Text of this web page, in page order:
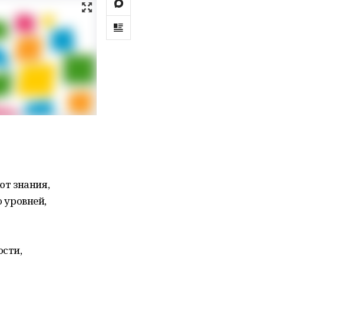
знания,
уровней,